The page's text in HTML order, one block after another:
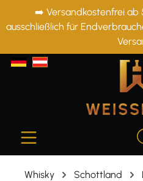
springen
➡️ Versandkostenfrei ab
ausschließlich für
Whisky Schottland